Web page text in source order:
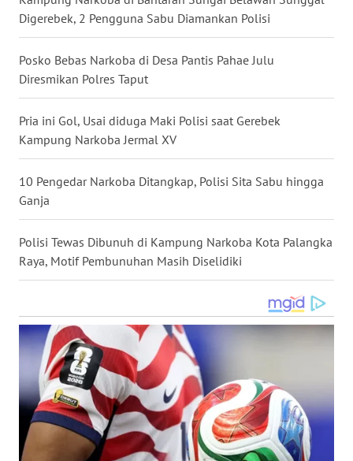
Digerebek, 2 Pengguna Sabu Diamankan Polisi
Posko Bebas Narkoba di Desa Pantis Pahae Julu
Diresmikan Polres Taput
Pria ini Gol, Usai diduga Maki Polisi saat Gerebek
Kampung Narkoba Jermal XV
10 Pengedar Narkoba Ditangkap, Polisi Sita Sabu hingga
Ganja
Polisi Tewas Dibunuh di Kampung Narkoba Kota Palangka
Raya, Motif Pembunuhan Masih Diselidiki
WN
NUSANTARA
WN
JOGJA
WN
WN
BALI
KALBAR
KALTENG
WN
KALTARA
WN
KALSEL